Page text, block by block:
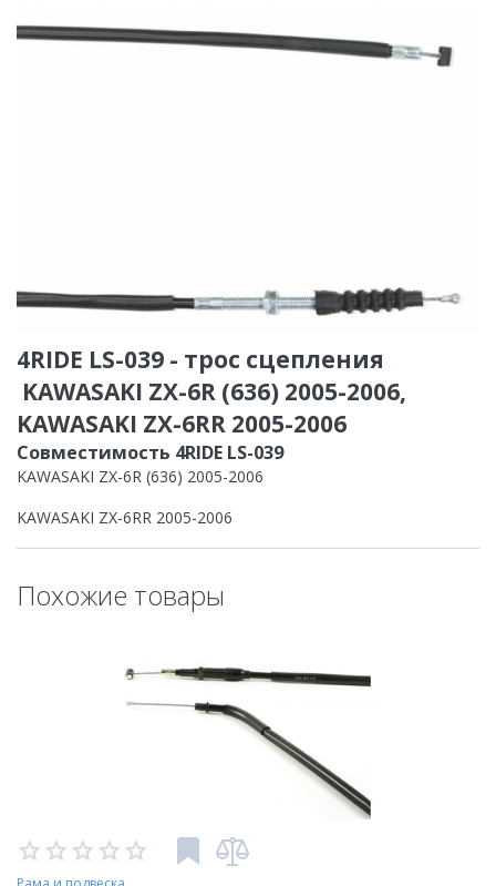
4RIDE LS-039 - трос сцепления
KAWASAKI ZX-6R (636) 2005-2006,
KAWASAKI ZX-6RR 2005-2006
Совместимость 4RIDE LS-039
KAWASAKI ZX-6R (636) 2005-2006
KAWASAKI ZX-6RR 2005-2006
Похожие товары